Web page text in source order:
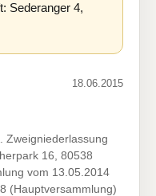
Sederanger 4,
18.06.2015
Zweigniederlassung
16, 80538
vom 13.05.2014
(Hauptversammlung)